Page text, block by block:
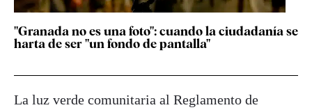
"Granada no es una foto": cuando la ciudadanía se
harta de ser "un fondo de pantalla"
La luz verde comunitaria al Reglamento de